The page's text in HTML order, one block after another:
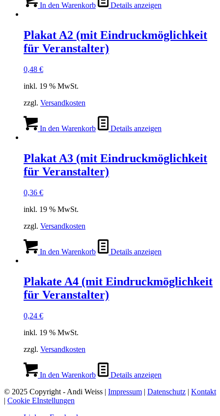
In den Warenkorb Details anzeigen
Plakat A2 (mit Eindruckmöglichkeit
für Veranstalter)
0,48 €
inkl. 19 % MwSt.
zzgl. Versandkosten
In den Warenkorb Details anzeigen
Plakat A3 (mit Eindruckmöglichkeit
für Veranstalter)
0,36 €
inkl. 19 % MwSt.
zzgl. Versandkosten
In den Warenkorb Details anzeigen
Plakate A4 (mit Eindruckmöglichkeit
für Veranstalter)
0,24 €
inkl. 19 % MwSt.
zzgl. Versandkosten
In den Warenkorb
Details anzeigen
© 2025 Copyright - Andi Weiss | Impressum | Datenschutz | Kontakt
| Cookie EInstellungen